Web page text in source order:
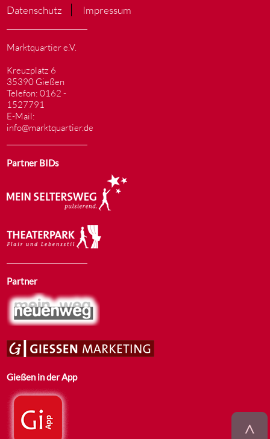
Datenschutz Impressum
Marktquartier e.V.
Kreuzplatz 6
35390 Gießen
Telefon: 0162 -
1527791
E-Mail:
info@marktquartier.de
Partner BIDs
Partner
Gießen in der App